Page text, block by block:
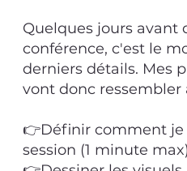
Quelques jours avant
conférence, c'est le
derniers détails. Mes
vont donc ressembler
👉Définir comment je
session (1 minute max)